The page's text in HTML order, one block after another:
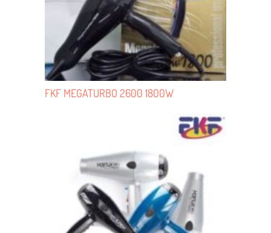
FKF MEGATURBO 2600 1800W